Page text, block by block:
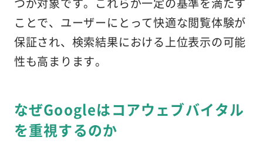
ことで、ユーザーにとって快適な閲覧体験が
保証され、検索結果における上位表示の可能
性も高まります。
なぜGoogleはコアウェブバイタル
を重視するのか